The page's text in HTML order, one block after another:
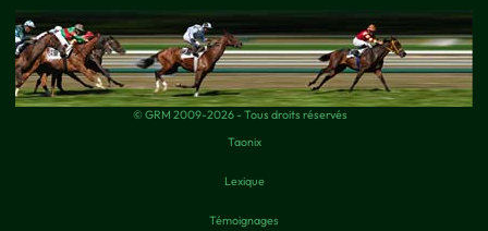
© GRM 2009-2026 - Tous droits réservés
Taonix
Lexique
Témoignages